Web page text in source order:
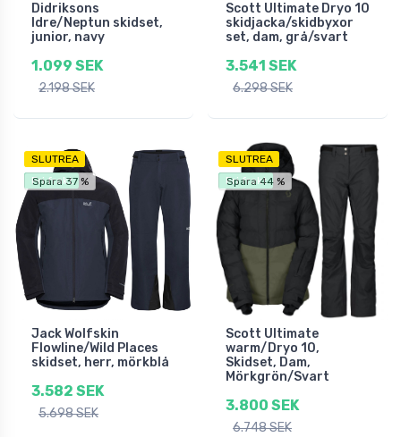
Didriksons
Idre/Neptun skidset,
junior, navy
1.099 SEK
2.198 SEK
Scott Ultimate Dryo 10
skidjacka/skidbyxor
set, dam, grå/svart
3.541 SEK
6.298 SEK
SLUTREA
Fri frakt
Spara 37 %
Jack Wolfskin
Flowline/Wild Places
skidset, herr, mörkblå
3.582 SEK
5.698 SEK
SLUTREA
Fri frakt
Spara 44 %
Scott Ultimate
warm/Dryo 10,
Skidset, Dam,
Mörkgrön/Svart
3.800 SEK
6.748 SEK